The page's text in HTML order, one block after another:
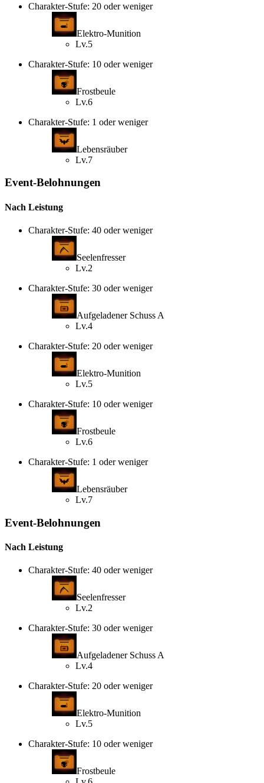
Charakter-Stufe: 20 oder weniger
Elektro-Munition
Lv.5
Charakter-Stufe: 10 oder weniger
Frostbeule
Lv.6
Charakter-Stufe: 1 oder weniger
Lebensräuber
Lv.7
Event-Belohnungen
Nach Leistung
Charakter-Stufe: 40 oder weniger
Seelenfresser
Lv.2
Charakter-Stufe: 30 oder weniger
Aufgeladener Schuss A
Lv.4
Charakter-Stufe: 20 oder weniger
Elektro-Munition
Lv.5
Charakter-Stufe: 10 oder weniger
Frostbeule
Lv.6
Charakter-Stufe: 1 oder weniger
Lebensräuber
Lv.7
Event-Belohnungen
Nach Leistung
Charakter-Stufe: 40 oder weniger
Seelenfresser
Lv.2
Charakter-Stufe: 30 oder weniger
Aufgeladener Schuss A
Lv.4
Charakter-Stufe: 20 oder weniger
Elektro-Munition
Lv.5
Charakter-Stufe: 10 oder weniger
Frostbeule